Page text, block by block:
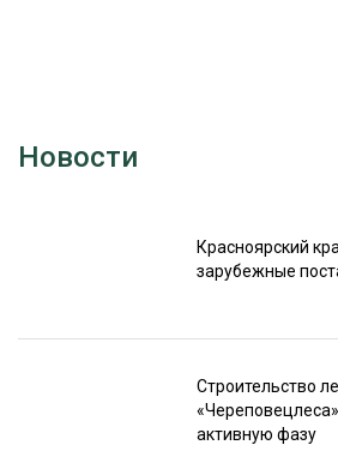
Новости
Красноярский
зарубежные
Строительство
активную фазу